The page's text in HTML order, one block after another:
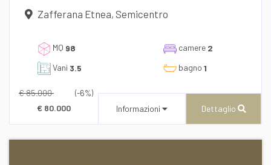
Desidero Visionare L'Immobile
Zafferana Etnea, Semicentro
MQ 98 camere 2
Vani 3.5 bagno 1
€ 85.000
€ 80.000
(-6%)
Informazioni
Dettaglio